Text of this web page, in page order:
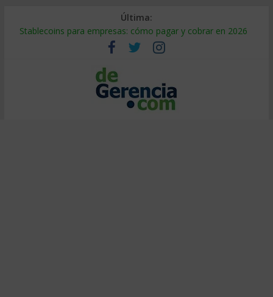
Última:
Stablecoins para empresas: cómo pagar y cobrar en 2026
Despido silencioso: qué es y por qué sale tan caro
IA en selección de personal: cómo auditarla a tiempo
Trabajo forzoso en la cadena de suministro: qué hacer
Mercado hispano de EE. UU.: cómo segmentarlo y venderle